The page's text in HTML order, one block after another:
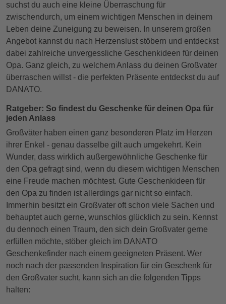
suchst du auch eine kleine Überraschung für
zwischendurch, um einem wichtigen Menschen in deinem
Leben deine Zuneigung zu beweisen. In unserem großen
Angebot kannst du nach Herzenslust stöbern und entdeckst
dabei zahlreiche unvergessliche Geschenkideen für deinen
Opa. Ganz gleich, zu welchem Anlass du deinen Großvater
überraschen willst - die perfekten Präsente entdeckst du auf
DANATO.
Ratgeber: So findest du Geschenke für deinen Opa für
jeden Anlass
Großväter haben einen ganz besonderen Platz im Herzen
ihrer Enkel - genau dasselbe gilt auch umgekehrt. Kein
Wunder, dass wirklich außergewöhnliche Geschenke für
den Opa gefragt sind, wenn du diesem wichtigen Menschen
eine Freude machen möchtest. Gute Geschenkideen für
den Opa zu finden ist allerdings gar nicht so einfach.
Immerhin besitzt ein Großvater oft schon viele Sachen und
behauptet auch gerne, wunschlos glücklich zu sein. Kennst
du dennoch einen Traum, den sich dein Großvater gerne
erfüllen möchte, stöber gleich im DANATO
Geschenkefinder nach einem geeigneten Präsent. Wer
noch nach der passenden Inspiration für ein Geschenk für
den Großvater sucht, kann sich an die folgenden Tipps
halten: